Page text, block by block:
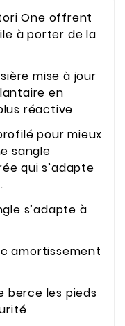
One offrent
à porter de la
mise à jour
en
réactive
pour mieux
sangle
qui s’adapte
s’adapte à
amortissement
berce les pieds